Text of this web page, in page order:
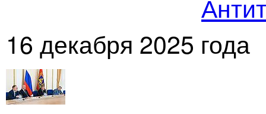
16 декабря 2025 года